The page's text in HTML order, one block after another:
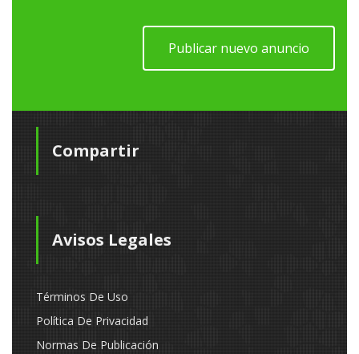
Publicar nuevo anuncio
Compartir
Avisos Legales
Términos De Uso
Política De Privacidad
Normas De Publicación